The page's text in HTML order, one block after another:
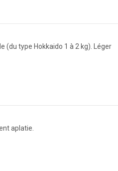
(du type Hokkaido 1 à 2 kg). Léger
aplatie.